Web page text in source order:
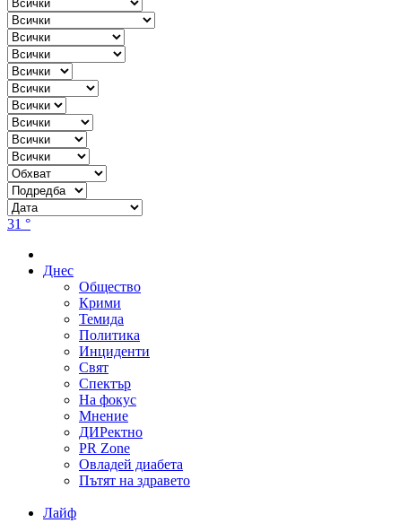
31 °
Днес
Общество
Крими
Темида
Политика
Инциденти
Свят
Спектър
На фокус
Мнение
ДИРектно
PR Zone
Овладей диабета
Пътят на здравето
Лайф